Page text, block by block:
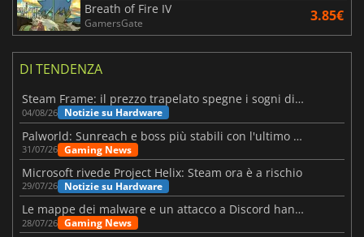
Breath of Fire IV
GamersGate 3.85€
DI TENDENZA
Steam Frame: il prezzo trapelato spegne i sogni di un VR economico
04/08/26 Notizie su Hardware
Palworld: Sunreach e boss più stabili con l'ultimo update
31/07/26 Gaming News
Microsoft rivede Project Helix: Steam ora è a rischio
29/07/26 Notizie su Hardware
Le mappe dei malware e un attacco a Discord hanno colpito Meccha Chameleon
28/07/26 Gaming News